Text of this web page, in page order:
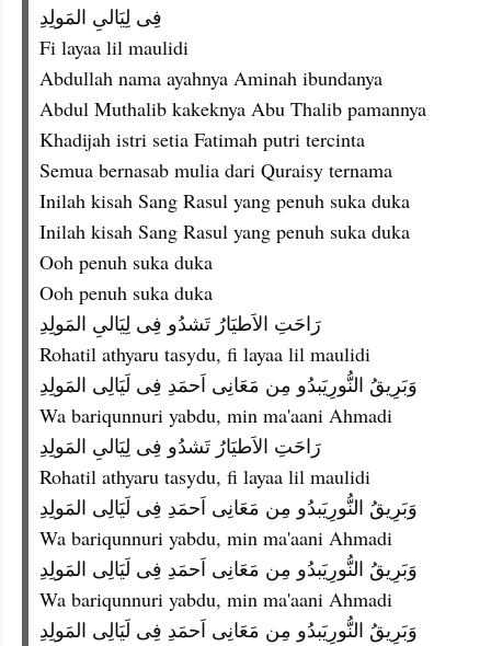
فِى لِيَالىِ المَولِدِ
Fi layaa lil maulidi
Abdullah nama ayahnya Aminah ibundanya
Abdul Muthalib kakeknya Abu Thalib pamannya
Khadijah istri setia Fatimah putri tercinta
Semua bernasab mulia dari Quraisy ternama
Inilah kisah Sang Rasul yang penuh suka duka
Inilah kisah Sang Rasul yang penuh suka duka
Ooh penuh suka duka
Ooh penuh suka duka
رَاحَتِ الاَطيَارُ تَشدُو فِى لِيَالىِ المَولِدِ
Rohatil athyaru tasydu, fi layaa lil maulidi
وَبَرِيقُ النُّورِيَبدُو مِن مَعَانِى اَحمَدِ فِى لَيَالِى المَولِدِ
Wa bariqunnuri yabdu, min ma'aani Ahmadi
رَاحَتِ الاَطيَارُ تَشدُو فِى لِيَالىِ المَولِدِ
Rohatil athyaru tasydu, fi layaa lil maulidi
وَبَرِيقُ النُّورِيَبدُو مِن مَعَانِى اَحمَدِ فِى لَيَالِى المَولِدِ
Wa bariqunnuri yabdu, min ma'aani Ahmadi
وَبَرِيقُ النُّورِيَبدُو مِن مَعَانِى اَحمَدِ فِى لَيَالِى المَولِدِ
Wa bariqunnuri yabdu, min ma'aani Ahmadi
وَبَرِيقُ النُّورِيَبدُو مِن مَعَانِى اَحمَدِ فِى لَيَالِى المَولِدِ